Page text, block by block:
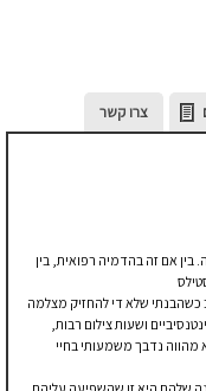
צרו קשר
אם זה בהדמיה רפואית, בין
כשהבנתי שלא די להחזיק מצלמה
ושעות צילום רבות,
מהווה נדבך משמעותי בחיי